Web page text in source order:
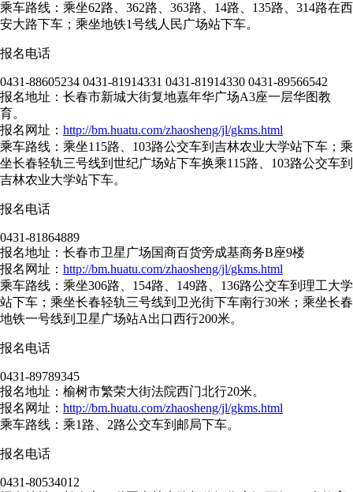
乘车路线：乘坐62路、362路、363路、14路、135路、314路在西
安大路下车；乘坐地铁1号线人民广场站下车。
报名电话
0431-88605234 0431-81914331 0431-81914330 0431-89566542
报名地址：长春市新城大街复地嘉年华广场A3座一层华图教
育。
报名网址： http://bm.huatu.com/zhaosheng/jl/gkms.html
乘车路线：乘坐115路、103路公交车到吉林农业大学站下车；乘
坐长春轻轨三号线到世纪广场站下车换乘115路、103路公交车到
吉林农业大学站下车。
报名电话
0431-81864889
报名地址：长春市卫星广场国商百货旁成基商务B座9楼
报名网址： http://bm.huatu.com/zhaosheng/jl/gkms.html
乘车路线：乘坐306路、154路、149路、136路公交车到理工大学
站下车；乘坐长春轻轨三号线到卫光街下车南行30米；乘坐长春
地铁一号线到卫星广场站A出口西行200米。
报名电话
0431-89789345
报名地址：榆树市繁荣大街法院西门北行20米。
报名网址： http://bm.huatu.com/zhaosheng/jl/gkms.html
乘车路线：乘1路、2路公交车到邮局下车。
报名电话
0431-80534012